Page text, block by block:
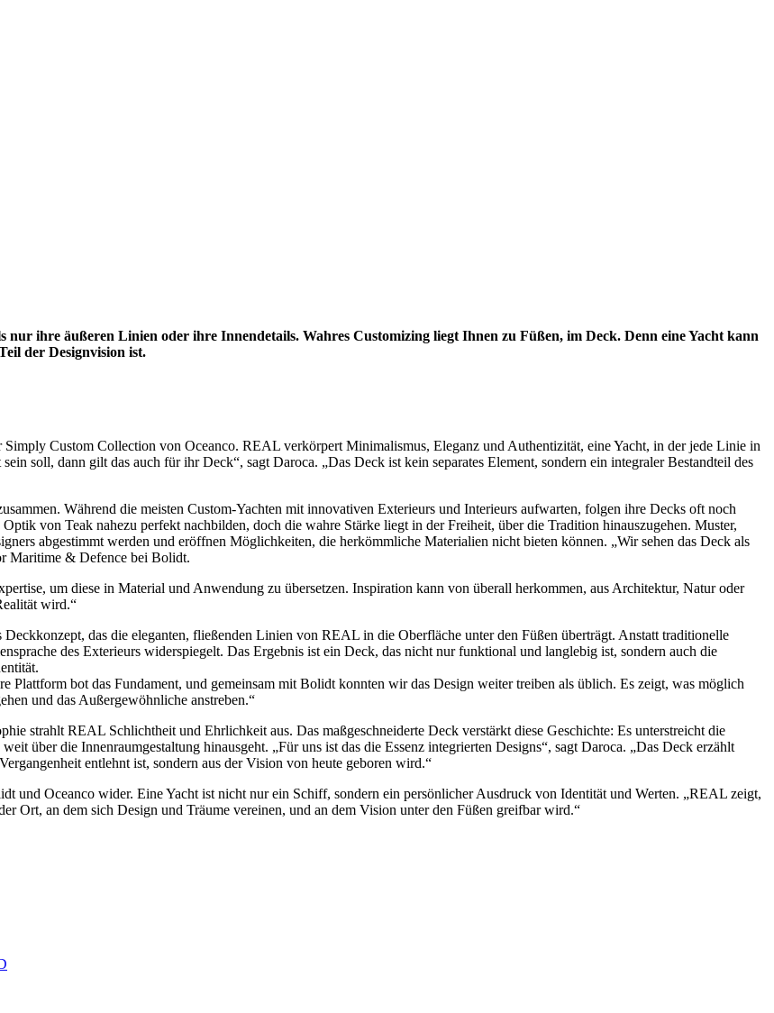
ihre äußeren Linien oder ihre Innendetails. Wahres Customizing liegt Ihnen zu Füßen, im Deck. Denn eine Yacht kann
der Designvision ist.
Custom Collection von Oceanco. REAL verkörpert Minimalismus, Eleganz und Authentizität, eine Yacht, in der jede Linie in
soll, dann gilt das auch für ihr Deck“, sagt Daroca. „Das Deck ist kein separates Element, sondern ein integraler Bestandteil des
Während die meisten Custom-Yachten mit innovativen Exterieurs und Interieurs aufwarten, folgen ihre Decks oft noch
von Teak nahezu perfekt nachbilden, doch die wahre Stärke liegt in der Freiheit, über die Tradition hinauszugehen. Muster,
abgestimmt werden und eröffnen Möglichkeiten, die herkömmliche Materialien nicht bieten können. „Wir sehen das Deck als
Maritime & Defence bei Bolidt.
um diese in Material und Anwendung zu übersetzen. Inspiration kann von überall herkommen, aus Architektur, Natur oder
wird.“
das die eleganten, fließenden Linien von REAL in die Oberfläche unter den Füßen überträgt. Anstatt traditionelle
des Exterieurs widerspiegelt. Das Ergebnis ist ein Deck, das nicht nur funktional und langlebig ist, sondern auch die
Plattform bot das Fundament, und gemeinsam mit Bolidt konnten wir das Design weiter treiben als üblich. Es zeigt, was möglich
und das Außergewöhnliche anstreben.“
strahlt REAL Schlichtheit und Ehrlichkeit aus. Das maßgeschneiderte Deck verstärkt diese Geschichte: Es unterstreicht die
über die Innenraumgestaltung hinausgeht. „Für uns ist das die Essenz integrierten Designs“, sagt Daroca. „Das Deck erzählt
entlehnt ist, sondern aus der Vision von heute geboren wird.“
und Oceanco wider. Eine Yacht ist nicht nur ein Schiff, sondern ein persönlicher Ausdruck von Identität und Werten. „REAL zeigt,
Ort, an dem sich Design und Träume vereinen, und an dem Vision unter den Füßen greifbar wird.“